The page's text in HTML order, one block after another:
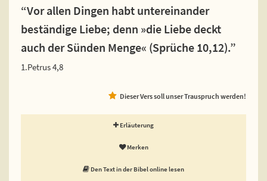
“Vor allen Dingen habt untereinander
beständige Liebe; denn »die Liebe deckt
auch der Sünden Menge« (Sprüche 10,12).”
1.Petrus 4,8
Dieser Vers soll unser Trauspruch werden!
Erläuterung
Merken
Den Text in der Bibel online lesen